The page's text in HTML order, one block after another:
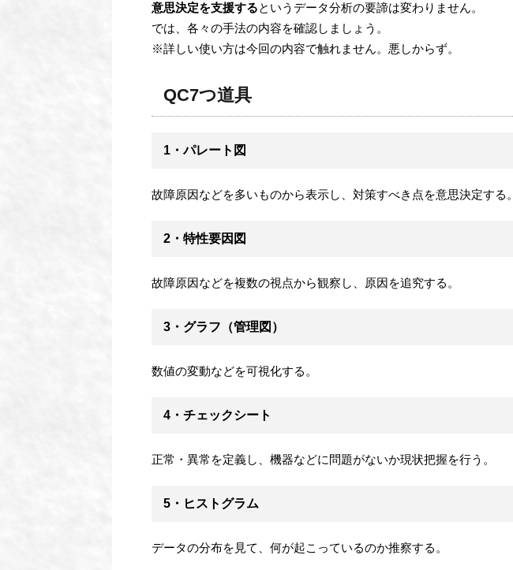
意思決定を支援するというデータ分析の要諦は変わりません。
では、各々の手法の内容を確認しましょう。
※詳しい使い方は今回の内容で触れません。悪しからず。
QC7つ道具
1・パレート図
故障原因などを多いものから表示し、対策すべき点を意思決定する。
2・特性要因図
故障原因などを複数の視点から観察し、原因を追究する。
3・グラフ（管理図）
数値の変動などを可視化する。
4・チェックシート
正常・異常を定義し、機器などに問題がないか現状把握を行う。
5・ヒストグラム
データの分布を見て、何が起こっているのか推察する。